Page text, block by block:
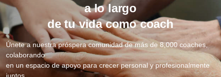
a lo largo
de tu vida como coach
Únete a nuestra próspera comunidad de más de 8,000 coaches,
colaborando
en un espacio de apoyo para crecer personal y profesionalmente